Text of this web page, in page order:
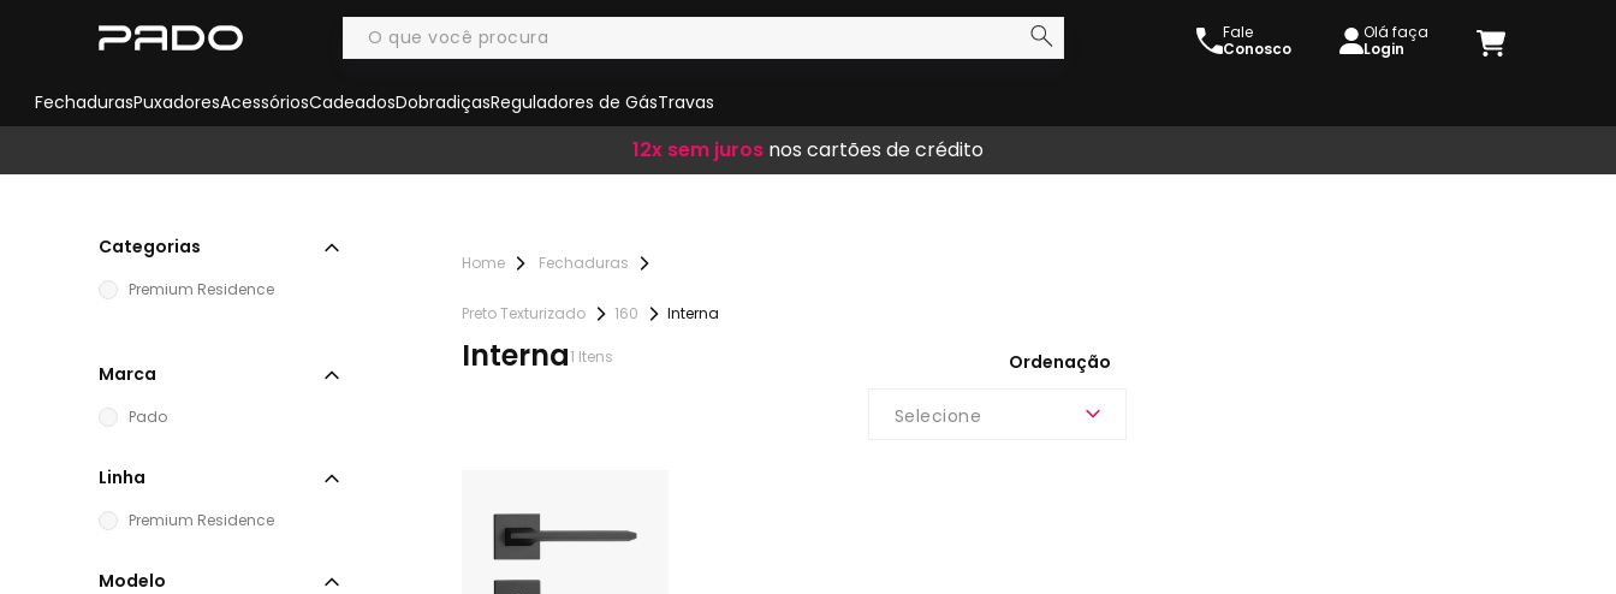
Fale
Conosco
Olá faça
Login
FechadurasPuxadoresAcessóriosCadeadosDobradiçasReguladores de GásTravas
Frete Grátisem compras acima de R$ 300,00
12x sem juros nos cartões de crédito
10% de descontono boleto
Categorias
Premium Residence
Marca
Pado
Linha
Premium Residence
Modelo
Fechaduras
Preto Texturizado 160 Interna
Interna1 Itens Ordenação
Selecione